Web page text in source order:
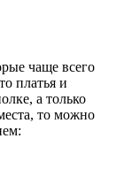
чаще всего
платья и
а только
то можно